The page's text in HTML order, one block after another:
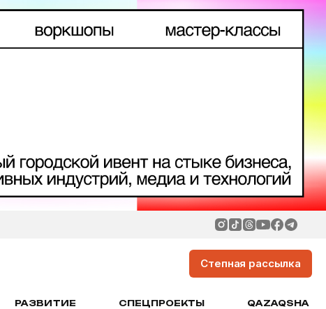
Степная рассылка
РАЗВИТИЕ СПЕЦПРОЕКТЫ QAZAQSHA